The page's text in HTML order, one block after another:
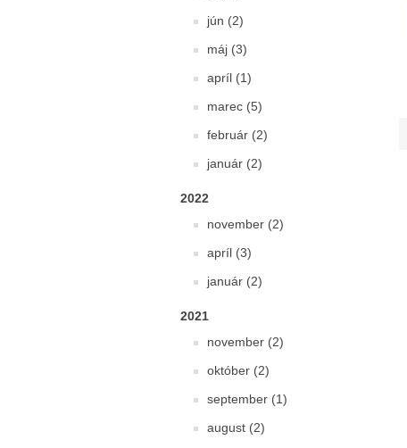
jún (2)
máj (3)
apríl (1)
marec (5)
február (2)
január (2)
2022
november (2)
apríl (3)
január (2)
2021
november (2)
október (2)
september (1)
august (2)